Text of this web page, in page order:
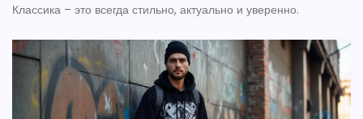
Классика – это всегда стильно, актуально и уверенно.